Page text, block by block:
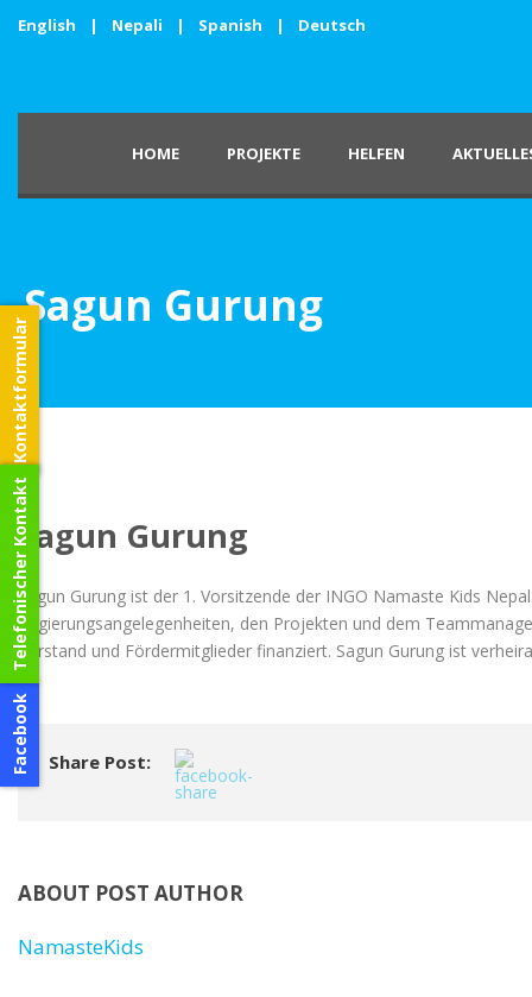
English | Nepali | Spanish | Deutsch
HOME PROJEKTE HELFEN
Sagun Gurung
Sagun Gurung
Sagun Gurung ist der 1. Vorsitzende der INGO Namaste Kids
Regierungsangelegenheiten, den Projekten und dem
Vorstand und Fördermitglieder finanziert. Sagun Gurung ist
Share Post:
ABOUT POST AUTHOR
NamasteKids
Facebook
Kontaktformular
Telefonischer Kontakt